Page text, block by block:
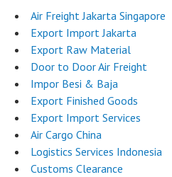
Air Freight Jakarta Singapore
Export Import Jakarta
Export Raw Material
Door to Door Air Freight
Impor Besi & Baja
Export Finished Goods
Export Import Services
Air Cargo China
Logistics Services Indonesia
Customs Clearance